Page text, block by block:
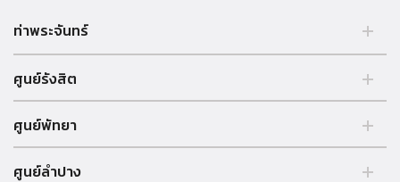
99 หมู่ 18, ถ.พหลโยธิน, คลองหลวง, รังสิต, ปทุมธานี, 12121 ประเทศไทย.
Tel. +66 (0) 2613 3333
ศูนย์พัทยา
อาคารบรรยายรวม เลขที่ 39/4 หมู่ 5 ต.โปร่ง อ.บางละมุง จ.ชลบุรี
20150 ประเทศไทย Tel. +66 (0) 3825 9050-55
http://pattayacenter.tu.ac.th/
ศูนย์ลำปาง
248 หมู่ 2 ถ.ลำปาง-เชียงใหม่ ต.ปงยางคก อ.ห้างฉัตร จ.ลำปาง 52190
ประเทศไทย Tel. +66 (0) 5423-7999 โทรสาร +66 (0) 5423-7999
ต่อ 5119 http://www.lampang.tu.ac.th/
นักศึกษา
ทะเบียนนักศึกษา